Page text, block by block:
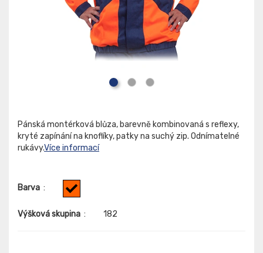
Pánská montérková blůza, barevně kombinovaná s reflexy,
kryté zapínání na knoflíky, patky na suchý zip. Odnímatelné
rukávy.Více informací
Barva :
Výšková skupina : 182